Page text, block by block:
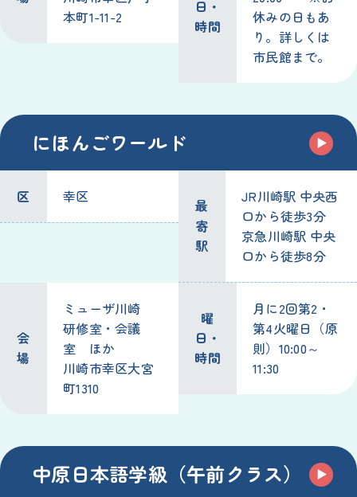
本町1-11-2
日・
時間
休みの日もあ
り。詳しくは
市民館まで。
にほんごワールド
区 幸区
最
寄
駅
JR川崎駅 中央西
口から徒歩3分
京急川崎駅 中央
口から徒歩8分
会
場
ミューザ川崎
研修室・会議
室 ほか
川崎市幸区大宮
町1310
曜
日・
時間
月に2回第2・
第4火曜日（原
則）10:00～
11:30
中原日本語学級（午前クラス）